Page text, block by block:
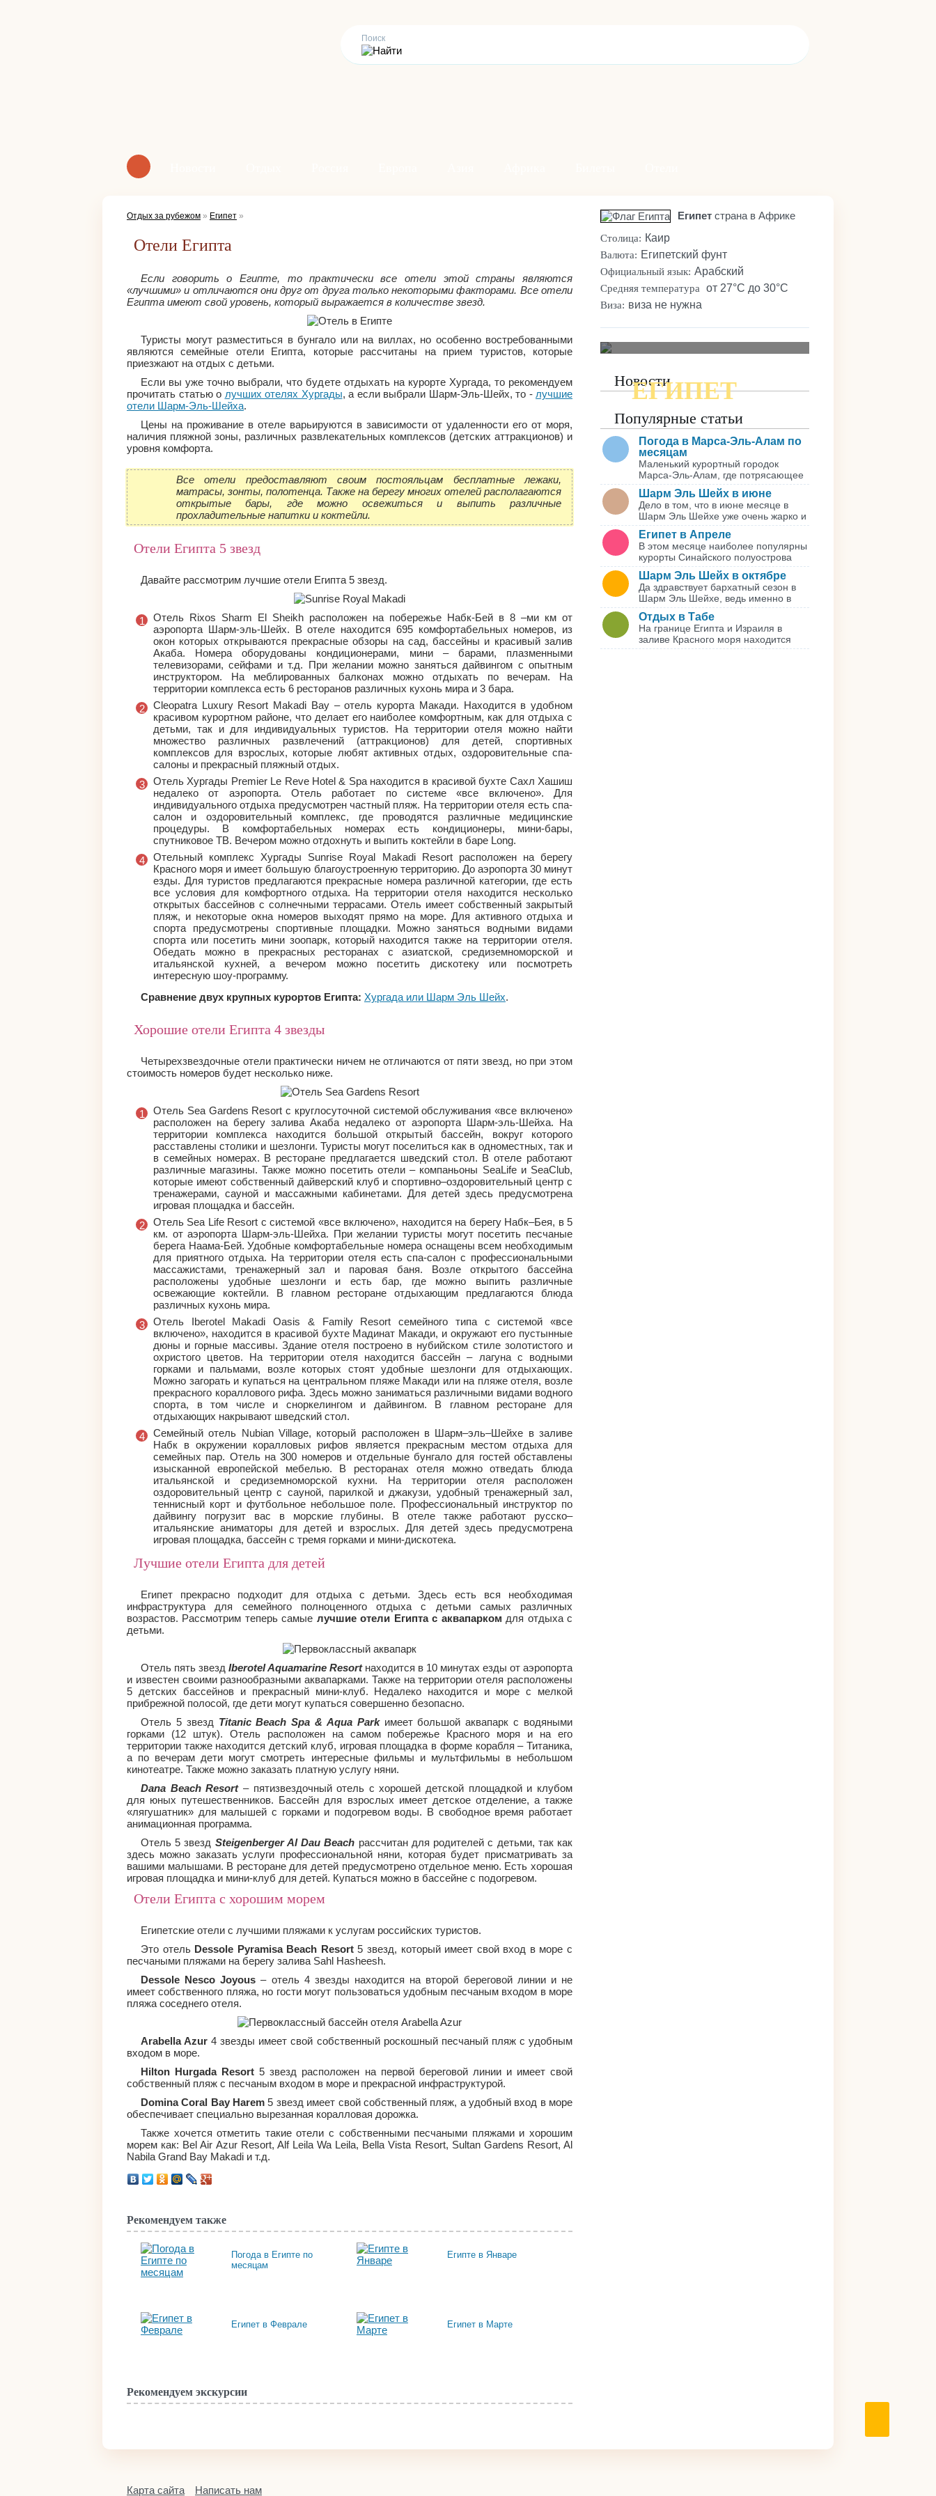
Отдых за рубежом » Египет »
Отели Египта
Если говорить о Египте, то практически все отели этой страны являются
«лучшими» и отличаются они друг от друга только некоторыми факторами. Все отели
Египта имеют свой уровень, который выражается в количестве звезд.
Туристы могут разместиться в бунгало или на виллах, но особенно востребованными
являются семейные отели Египта, которые рассчитаны на прием туристов, которые
приезжают на отдых с детьми.
Если вы уже точно выбрали, что будете отдыхать на курорте Хургада, то рекомендуем
прочитать статью о лучших отелях Хургады, а если выбрали Шарм-Эль-Шейх, то - лучшие
отели Шарм-Эль-Шейха.
Цены на проживание в отеле варьируются в зависимости от удаленности его от моря,
наличия пляжной зоны, различных развлекательных комплексов (детских аттракционов) и
уровня комфорта.
Все отели предоставляют своим постояльцам бесплатные лежаки,
матрасы, зонты, полотенца. Также на берегу многих отелей располагаются
открытые бары, где можно освежиться и выпить различные
прохладительные напитки и коктейли.
Отели Египта 5 звезд
Давайте рассмотрим лучшие отели Египта 5 звезд.
Отель Rixos Sharm El Sheikh расположен на побережье Набк-Бей в 8 –ми км от
аэропорта Шарм-эль-Шейх. В отеле находится 695 комфортабельных номеров, из
окон которых открываются прекрасные обзоры на сад, бассейны и красивый залив
Акаба. Номера оборудованы кондиционерами, мини – барами, плазменными
телевизорами, сейфами и т.д. При желании можно заняться дайвингом с опытным
инструктором. На меблированных балконах можно отдыхать по вечерам. На
территории комплекса есть 6 ресторанов различных кухонь мира и 3 бара.
Cleopatra Luxury Resort Makadi Bay – отель курорта Макади. Находится в удобном
красивом курортном районе, что делает его наиболее комфортным, как для отдыха с
детьми, так и для индивидуальных туристов. На территории отеля можно найти
множество различных развлечений (аттракционов) для детей, спортивных
комплексов для взрослых, которые любят активных отдых, оздоровительные спа-
салоны и прекрасный пляжный отдых.
Отель Хургады Premier Le Reve Hotel & Spa находится в красивой бухте Сахл Хашиш
недалеко от аэропорта. Отель работает по системе «все включено». Для
индивидуального отдыха предусмотрен частный пляж. На территории отеля есть спа-
салон и оздоровительный комплекс, где проводятся различные медицинские
процедуры. В комфортабельных номерах есть кондиционеры, мини-бары,
спутниковое ТВ. Вечером можно отдохнуть и выпить коктейли в баре Long.
Отельный комплекс Хургады Sunrise Royal Makadi Resort расположен на берегу
Красного моря и имеет большую благоустроенную территорию. До аэропорта 30 минут
езды. Для туристов предлагаются прекрасные номера различной категории, где есть
все условия для комфортного отдыха. На территории отеля находится несколько
открытых бассейнов с солнечными террасами. Отель имеет собственный закрытый
пляж, и некоторые окна номеров выходят прямо на море. Для активного отдыха и
спорта предусмотрены спортивные площадки. Можно заняться водными видами
спорта или посетить мини зоопарк, который находится также на территории отеля.
Обедать можно в прекрасных ресторанах с азиатской, средиземноморской и
итальянской кухней, а вечером можно посетить дискотеку или посмотреть
интересную шоу-программу.
Сравнение двух крупных курортов Египта: Хургада или Шарм Эль Шейх.
Хорошие отели Египта 4 звезды
Четырехзвездочные отели практически ничем не отличаются от пяти звезд, но при этом
стоимость номеров будет несколько ниже.
Отель Sea Gardens Resort с круглосуточной системой обслуживания «все включено»
расположен на берегу залива Акаба недалеко от аэропорта Шарм-эль-Шейха. На
территории комплекса находится большой открытый бассейн, вокруг которого
расставлены столики и шезлонги. Туристы могут поселиться как в одноместных, так и
в семейных номерах. В ресторане предлагается шведский стол. В отеле работают
различные магазины. Также можно посетить отели – компаньоны SeaLife и SeaClub,
которые имеют собственный дайверский клуб и спортивно–оздоровительный центр с
тренажерами, сауной и массажными кабинетами. Для детей здесь предусмотрена
игровая площадка и бассейн.
Отель Sea Life Resort с системой «все включено», находится на берегу Набк–Бея, в 5
км. от аэропорта Шарм-эль-Шейха. При желании туристы могут посетить песчаные
берега Наама-Бей. Удобные комфортабельные номера оснащены всем необходимым
для приятного отдыха. На территории отеля есть спа-салон с профессиональными
массажистами, тренажерный зал и паровая баня. Возле открытого бассейна
расположены удобные шезлонги и есть бар, где можно выпить различные
освежающие коктейли. В главном ресторане отдыхающим предлагаются блюда
различных кухонь мира.
Отель Iberotel Makadi Oasis & Family Resort семейного типа с системой «все
включено», находится в красивой бухте Мадинат Макади, и окружают его пустынные
дюны и горные массивы. Здание отеля построено в нубийском стиле золотистого и
охристого цветов. На территории отеля находится бассейн – лагуна с водными
горками и пальмами, возле которых стоят удобные шезлонги для отдыхающих.
Можно загорать и купаться на центральном пляже Макади или на пляже отеля, возле
прекрасного кораллового рифа. Здесь можно заниматься различными видами водного
спорта, в том числе и сноркелингом и дайвингом. В главном ресторане для
отдыхающих накрывают шведский стол.
Семейный отель Nubian Village, который расположен в Шарм–эль–Шейхе в заливе
Набк в окружении коралловых рифов является прекрасным местом отдыха для
семейных пар. Отель на 300 номеров и отдельные бунгало для гостей обставлены
изысканной европейской мебелью. В ресторанах отеля можно отведать блюда
итальянской и средиземноморской кухни. На территории отеля расположен
оздоровительный центр с сауной, парилкой и джакузи, удобный тренажерный зал,
теннисный корт и футбольное небольшое поле. Профессиональный инструктор по
дайвингу погрузит вас в морские глубины. В отеле также работают русско–
итальянские аниматоры для детей и взрослых. Для детей здесь предусмотрена
игровая площадка, бассейн с тремя горками и мини-дискотека.
Лучшие отели Египта для детей
Египет прекрасно подходит для отдыха с детьми. Здесь есть вся необходимая
инфраструктура для семейного полноценного отдыха с детьми самых различных
возрастов. Рассмотрим теперь самые лучшие отели Египта с аквапарком для отдыха с
детьми.
Отель пять звезд Iberotel Aquamarine Resortнаходится в 10 минутах езды от аэропорта
и известен своими разнообразными аквапарками. Также на территории отеля расположены
5 детских бассейнов и прекрасный мини-клуб. Недалеко находится и море с мелкой
прибрежной полосой, где дети могут купаться совершенно безопасно.
Отель 5 звезд Titanic Beach Spa & Aqua Parkимеет большой аквапарк с водяными
горками (12 штук). Отель расположен на самом побережье Красного моря и на его
территории также находится детский клуб, игровая площадка в форме корабля – Титаника,
а по вечерам дети могут смотреть интересные фильмы и мультфильмы в небольшом
кинотеатре. Также можно заказать платную услугу няни.
Dana Beach Resort– пятизвездочный отель с хорошей детской площадкой и клубом
для юных путешественников. Бассейн для взрослых имеет детское отделение, а также
«лягушатник» для малышей с горками и подогревом воды. В свободное время работает
анимационная программа.
Отель 5 звезд Steigenberger Al Dau Beach рассчитан для родителей с детьми, так как
здесь можно заказать услуги профессиональной няни, которая будет присматривать за
вашими малышами. В ресторане для детей предусмотрено отдельное меню. Есть хорошая
игровая площадка и мини-клуб для детей. Купаться можно в бассейне с подогревом.
Отели Египта с хорошим морем
Египетские отели с лучшими пляжами к услугам российских туристов.
Это отель Dessole Pyramisa Beach Resort5 звезд, который имеет свой вход в море с
песчаными пляжами на берегу залива Sahl Hasheesh.
Dessole Nesco Joyous – отель 4 звезды находится на второй береговой линии и не
имеет собственного пляжа, но гости могут пользоваться удобным песчаным входом в море
пляжа соседнего отеля.
Arabella Azur 4 звезды имеет свой собственный роскошный песчаный пляж с удобным
входом в море.
Hilton Hurgada Resort 5 звезд расположен на первой береговой линии и имеет свой
собственный пляж с песчаным входом в море и прекрасной инфраструктурой.
Domina Coral Bay Harem 5 звезд имеет свой собственный пляж, а удобный вход в море
обеспечивает специально вырезанная коралловая дорожка.
Также хочется отметить такие отели с собственными песчаными пляжами и хорошим
морем как: Bel Air Azur Resort, Alf Leila Wa Leila, Bella Vista Resort, Sultan Gardens Resort, Al
Nabila Grand Bay Makadi и т.д.
Рекомендуем также
Погода в Египте по
месяцам
Египте в Январе
Египет в Феврале Египет в Марте
Рекомендуем экскурсии
Египет страна в Африке
Столица: Каир
Валюта: Египетский фунт
Официальный язык: Арабский
Средняя температура от 27°C до 30°C
Виза: виза не нужна
ЕГИПЕТ
ПОДРОБНАЯ КАРТА
Новости
Популярные статьи
Погода в Марса-Эль-Алам по
месяцам
Маленький курортный городок
Марса-Эль-Алам, где потрясающее
Шарм Эль Шейх в июне
Дело в том, что в июне месяце в
Шарм Эль Шейхе уже очень жарко и
Египет в Апреле
В этом месяце наиболее популярны
курорты Синайского полуострова
Шарм Эль Шейх в октябре
Да здравствует бархатный сезон в
Шарм Эль Шейхе, ведь именно в
Отдых в Табе
На границе Египта и Израиля в
заливе Красного моря находится
Карта сайта Написать нам